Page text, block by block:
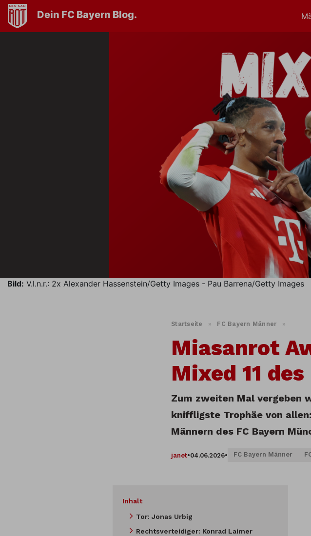
Dein FC Bayern Blog.
Bild: V.l.n.r.: 2x Alexander Hassenstein/Getty Images - Pau Barrena/Getty Images
Startseite » FC Bayern Männer »
Miasanrot
Mixed 11
Zum zweiten Mal vergeben
kniffligste Trophäe von
Männern des FC Bayern
janet•04.06.2026• FC Bayern Männer
Inhalt
Tor: Jonas Urbig
Rechtsverteidiger: Konrad Laimer